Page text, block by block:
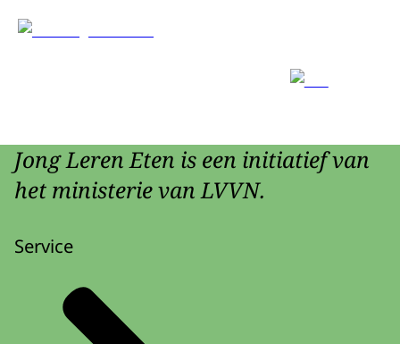
Jong Leren Eten is een initiatief van
het ministerie van LVVN.
Service